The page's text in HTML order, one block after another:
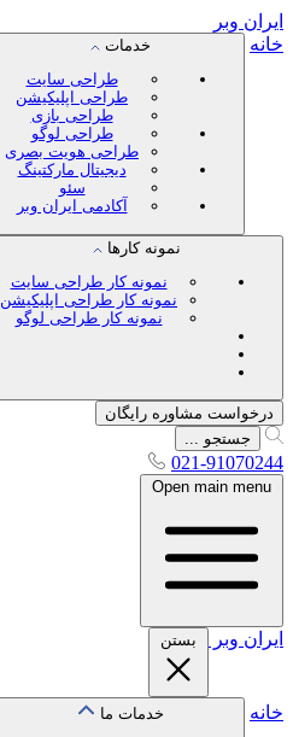
ایران وبر
خانه
خدمات
طراحی سایت
طراحی اپلیکیشن
طراحی بازی
طراحی لوگو
طراحی هویت بصری
دیجیتال مارکتینگ
سئو
آکادمی ایران وبر
نمونه کارها
نمونه کار طراحی سایت
نمونه کار طراحی اپلیکیشن
نمونه کار طراحی لوگو
درخواست مشاوره رایگان
جستجو ...
021-91070244
Open main menu
ایران وبر بستن
خانه
خدمات ما